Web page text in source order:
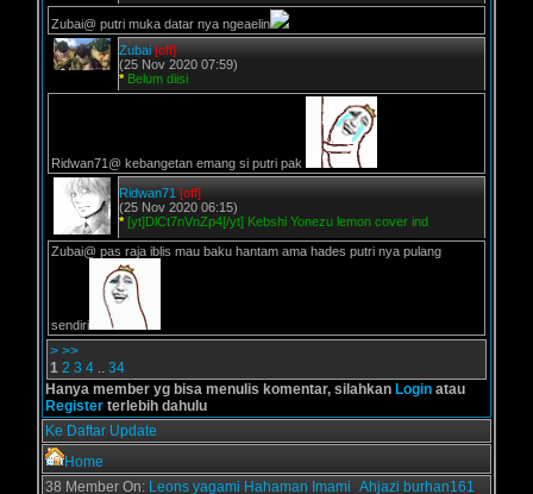
Zubai@ putri muka datar nya ngeaelin
Zubai [off]
(25 Nov 2020 07:59)
* Belum diisi
Ridwan71@ kebangetan emang si putri pak
Ridwan71 [off]
(25 Nov 2020 06:15)
* [yt]DlCt7nVnZp4[/yt] Kebshi Yonezu lemon cover ind
Zubai@ pas raja iblis mau baku hantam ama hades putri nya pulang
sendiri
> >>
1 2 3 4 .. 34
Hanya member yg bisa menulis komentar, silahkan Login atau
Register terlebih dahulu
Ke Daftar Update
Home
38 Member On: Leons yagami Hahaman Imami_Ahjazi burhan161